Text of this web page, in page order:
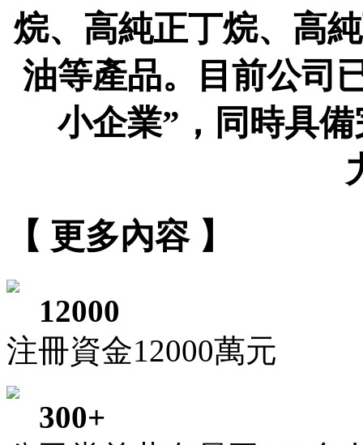
烷、高純正丁烷、高
油等產品。目前公司
小企業”，同時具
【 更多內容 】
12000
注冊資金12000萬元
300+